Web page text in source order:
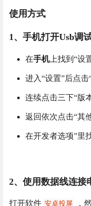
使用方式
1、手机打开Usb调
在手机上找到“设
进入“设置”后点击
连续点击三下“版
返回依次点击“其
在开发者选项”里
2、使用数据线连接
打开软件 安卓投屏
，